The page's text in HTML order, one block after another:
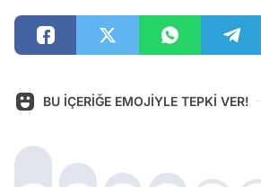
BU İÇERİĞE EMOJİYLE TEPKİ VER!